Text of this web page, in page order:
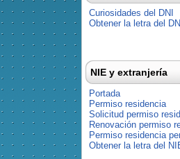
Curiosidades del DNI
Obtener la letra del DNI
NIE y extranjería
Portada
Permiso residencia
Solicitud permiso
Renovación permiso
Permiso residencia
Obtener la letra del